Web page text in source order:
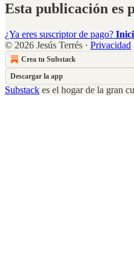
Esta publicación es
¿Ya eres suscriptor de pago?
© 2026 Jesús Terrés · Privacidad
Crea tu Substack
Descargar la app
Substack es el hogar de la gran